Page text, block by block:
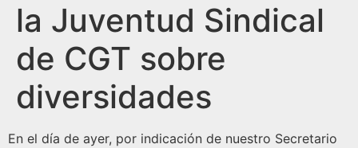
la Juventud Sindical
de CGT sobre
diversidades
En el día de ayer, por indicación de nuestro Secretario